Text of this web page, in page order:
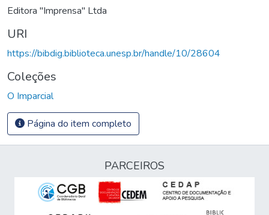
Editora "Imprensa" Ltda
URI
https://bibdig.biblioteca.unesp.br/handle/10/28604
Coleções
O Imparcial
Página do item completo
PARCEIROS